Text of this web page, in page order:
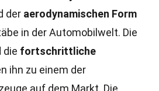
der aerodynamischen Form
in der Automobilwelt. Die
die fortschrittliche
ihn zu einem der
auf dem Markt. Die